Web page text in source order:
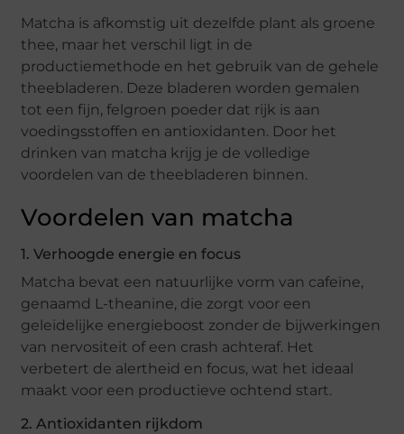
Matcha is afkomstig uit dezelfde plant als groene
thee, maar het verschil ligt in de
productiemethode en het gebruik van de gehele
theebladeren. Deze bladeren worden gemalen
tot een fijn, felgroen poeder dat rijk is aan
voedingsstoffen en antioxidanten. Door het
drinken van matcha krijg je de volledige
voordelen van de theebladeren binnen.
Voordelen van matcha
1. Verhoogde energie en focus
Matcha bevat een natuurlijke vorm van cafeïne,
genaamd L-theanine, die zorgt voor een
geleidelijke energieboost zonder de bijwerkingen
van nervositeit of een crash achteraf. Het
verbetert de alertheid en focus, wat het ideaal
maakt voor een productieve ochtend start.
2. Antioxidanten rijkdom